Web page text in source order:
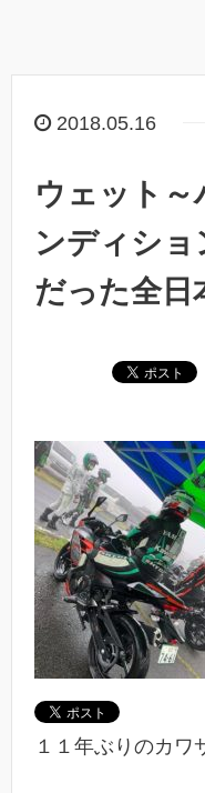
2018.05.16
ウェット～
ンディショ
だった全日
１１年ぶりのカワ